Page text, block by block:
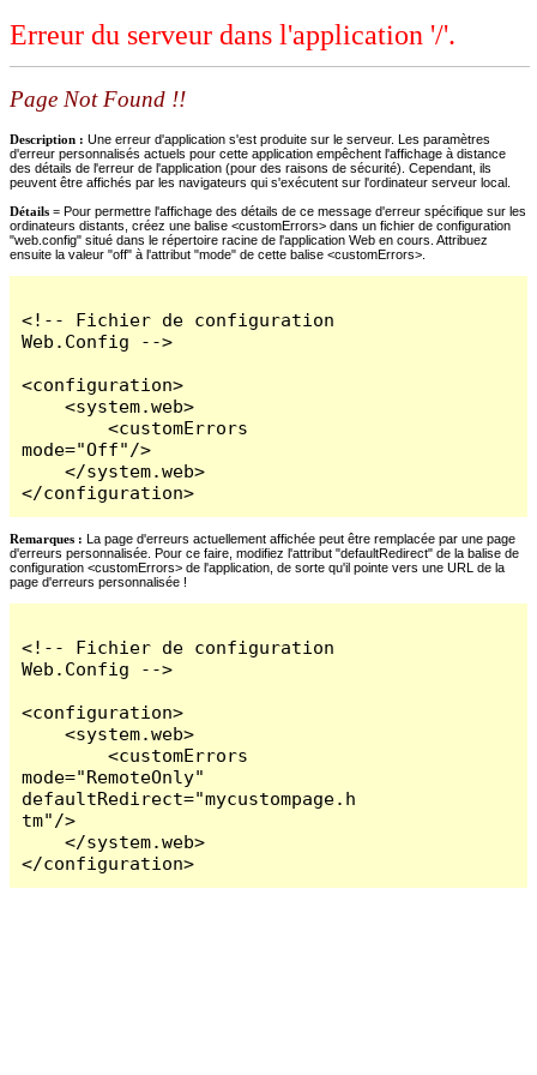
Erreur du serveur dans l'application '/'.
Page Not Found !!
Description : Une erreur d'application s'est produite sur le serveur. Les paramètres
d'erreur personnalisés actuels pour cette application empêchent l'affichage à distance
des détails de l'erreur de l'application (pour des raisons de sécurité). Cependant, ils
peuvent être affichés par les navigateurs qui s'exécutent sur l'ordinateur serveur local.
Détails = Pour permettre l'affichage des détails de ce message d'erreur spécifique sur les
ordinateurs distants, créez une balise <customErrors> dans un fichier de configuration
"web.config" situé dans le répertoire racine de l'application Web en cours. Attribuez
ensuite la valeur "off" à l'attribut "mode" de cette balise <customErrors>.
<!-- Fichier de configuration
Web.Config -->
<configuration>
    <system.web>
        <customErrors
mode="Off"/>
    </system.web>
</configuration>
Remarques : La page d'erreurs actuellement affichée peut être remplacée par une page
d'erreurs personnalisée. Pour ce faire, modifiez l'attribut "defaultRedirect" de la balise de
configuration <customErrors> de l'application, de sorte qu'il pointe vers une URL de la
page d'erreurs personnalisée !
<!-- Fichier de configuration
Web.Config -->
<configuration>
    <system.web>
        <customErrors
mode="RemoteOnly"
defaultRedirect="mycustompage.h
tm"/>
    </system.web>
</configuration>